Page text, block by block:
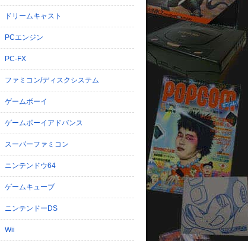
ドリームキャスト
PCエンジン
PC-FX
ファミコン/ディスクシステム
ゲームボーイ
ゲームボーイアドバンス
スーパーファミコン
ニンテンドウ64
ゲームキューブ
ニンテンドーDS
Wii